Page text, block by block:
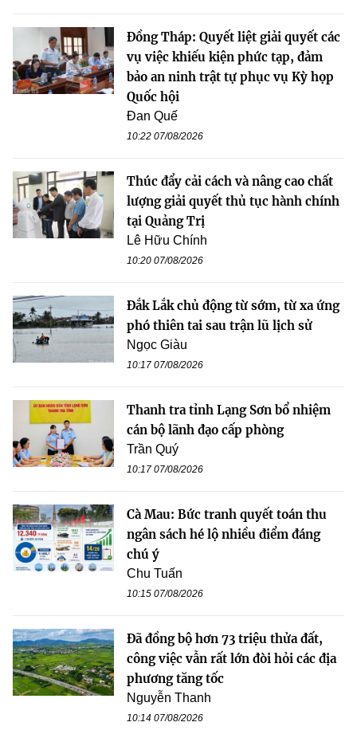
Đồng Tháp: Quyết liệt giải quyết các
vụ việc khiếu kiện phức tạp, đảm
bảo an ninh trật tự phục vụ Kỳ họp
Quốc hội
Đan Quế
10:22 07/08/2026
Thúc đẩy cải cách và nâng cao chất
lượng giải quyết thủ tục hành chính
tại Quảng Trị
Lê Hữu Chính
10:20 07/08/2026
Đắk Lắk chủ động từ sớm, từ xa ứng
phó thiên tai sau trận lũ lịch sử
Ngọc Giàu
10:17 07/08/2026
Thanh tra tỉnh Lạng Sơn bổ nhiệm
cán bộ lãnh đạo cấp phòng
Trần Quý
10:17 07/08/2026
Cà Mau: Bức tranh quyết toán thu
ngân sách hé lộ nhiều điểm đáng
chú ý
Chu Tuấn
10:15 07/08/2026
Đã đồng bộ hơn 73 triệu thửa đất,
công việc vẫn rất lớn đòi hỏi các địa
phương tăng tốc
Nguyễn Thanh
10:14 07/08/2026